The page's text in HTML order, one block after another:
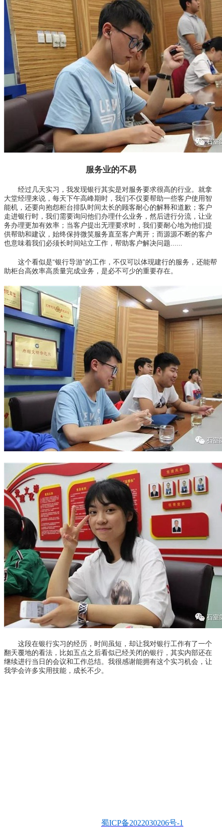
服务业的不易
经过几天实习，我发现银行其实是对服务要求很高的行业。就拿
大堂经理来说，每天下午高峰期时，我们不仅要帮助一些客户使用智
能机，还要向抱怨柜台排队时间太长的顾客耐心的解释和道歉；客户
走进银行时，我们需要询问他们办理什么业务，然后进行分流，让业
务办理更加有效率；当客户提出无理要求时，我们要耐心地为他们提
供帮助和建议，始终保持微笑服务直至客户离开；而源源不断的客户
也意味着我们必须长时间站立工作，帮助客户解决问题......
这个看似是“银行导游”的工作，不仅可以体现建行的服务，还能帮
助柜台高效率高质量完成业务，是必不可少的重要存在。
这段在银行实习的经历，时间虽短，却让我对银行工作有了一个
翻天覆地的看法，比如五点之后看似已经关闭的银行，其实内部还在
继续进行当日的会议和工作总结。我很感谢能拥有这个实习机会，让
我学会许多实用技能，成长不少。
蜀ICP备2022030206号-1